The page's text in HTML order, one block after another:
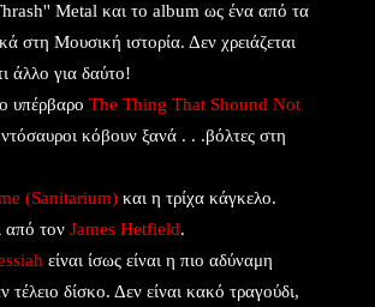
Metal και το album ως ένα από τα
στη Μουσική ιστορία. Δεν χρειάζεται
άλλο για δαύτο!
υπέρβαρο The Thing That Shound Not
κόβουν ξανά . . .βόλτες στη
(Sanitarium) και η τρίχα κάγκελο.
από τον James Hetfield.
είναι ίσως είναι η πιο αδύναμη
τέλειο δίσκο. Δεν είναι κακό τραγούδι,